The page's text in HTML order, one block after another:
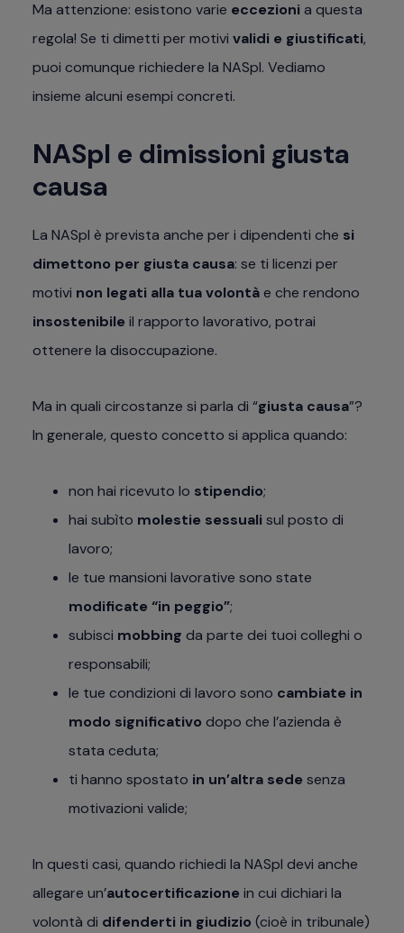
Ma attenzione: esistono varie eccezioni a questa
regola! Se ti dimetti per motivi validi e giustificati,
puoi comunque richiedere la NASpI. Vediamo
insieme alcuni esempi concreti.
NASpI e dimissioni giusta
causa
La NASpI è prevista anche per i dipendenti che si
dimettono per giusta causa: se ti licenzi per
motivi non legati alla tua volontàe che rendono
insostenibile il rapporto lavorativo, potrai
ottenere la disoccupazione.
Ma in quali circostanze si parla di “giusta causa”?
In generale, questo concetto si applica quando:
non hai ricevuto lo stipendio;
hai subìto molestie sessuali sul posto di
lavoro;
le tue mansioni lavorative sono state
modificate “in peggio”;
subisci mobbing da parte dei tuoi colleghi o
responsabili;
le tue condizioni di lavoro sono cambiate in
modo significativo dopo che l’azienda è
stata ceduta;
ti hanno spostato in un’altra sede senza
motivazioni valide;
In questi casi, quando richiedi la NASpI devi anche
allegare un’autocertificazione in cui dichiari la
volontà di difenderti in giudizio (cioè in tribunale)